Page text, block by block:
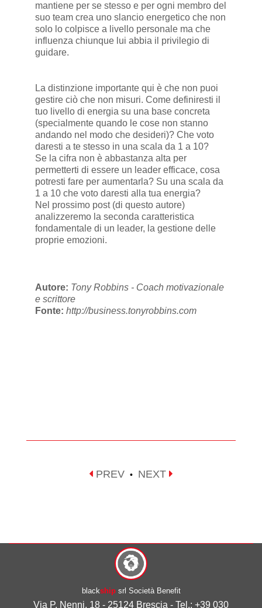
mantiene per se stesso e per ogni membro del
suo team crea uno slancio energetico che non
solo lo colpisce a livello personale ma che
influenza chiunque lui abbia il privilegio di
guidare.
La distinzione importante qui è che non puoi
gestire ciò che non misuri. Come definiresti il
tuo livello di energia su una base concreta
(specialmente quando le cose non stanno
andando nel modo che desideri)? Che voto
daresti a te stesso in una scala da 1 a 10?
Se la cifra non è abbastanza alta per
permetterti di essere un leader efficace, cosa
potresti fare per aumentarla? Su una scala da
1 a 10 che voto daresti alla tua energia?
Nel prossimo post (di questo autore)
analizzeremo la seconda caratteristica
fondamentale di un leader, la gestione delle
proprie emozioni.
Autore: Tony Robbins - Coach motivazionale
e scrittore
Fonte: http://business.tonyrobbins.com
PREV • NEXT
blackshipsrl Società Benefit
Via P. Nenni, 18 - 25124 Brescia - Tel.: +39 030